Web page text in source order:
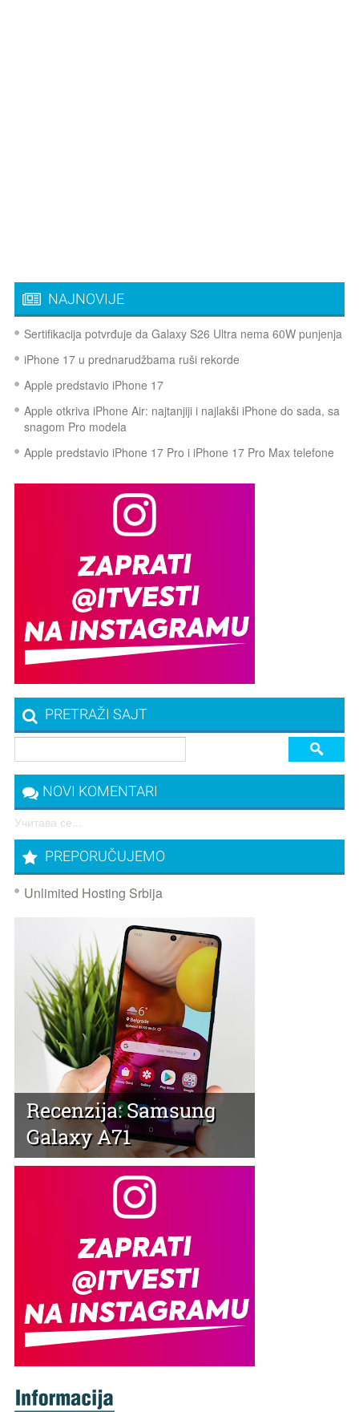
NAJNOVIJE
Sertifikacija potvrđuje da Galaxy S26 Ultra nema 60W punjenja
iPhone 17 u prednarudžbama ruši rekorde
Apple predstavio iPhone 17
Apple otkriva iPhone Air: najtanjiji i najlakši iPhone do sada, sa
snagom Pro modela
Apple predstavio iPhone 17 Pro i iPhone 17 Pro Max telefone
PRETRAŽI SAJT
NOVI KOMENTARI
Учитава се...
PREPORUČUJEMO
Unlimited Hosting Srbija
Recenzija: Samsung
Galaxy A71